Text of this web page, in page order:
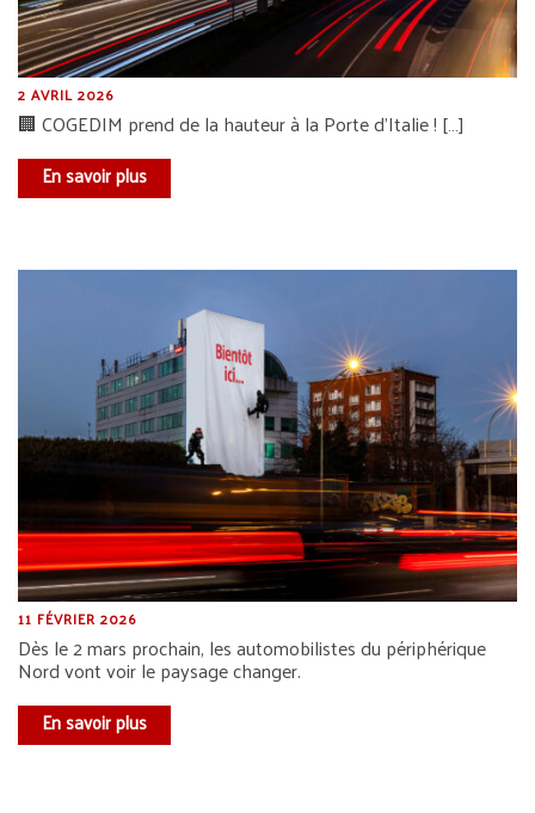
2 AVRIL 2026
🏢 COGEDIM prend de la hauteur à la Porte d’Italie ! […]
En savoir plus
11 FÉVRIER 2026
Dès le 2 mars prochain, les automobilistes du périphérique
Nord vont voir le paysage changer.
En savoir plus